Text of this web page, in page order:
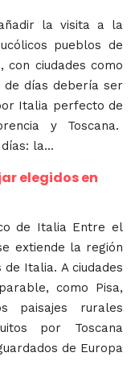
la visita a la
pueblos de
con ciudades como
de días debería ser
Italia perfecto de
y Toscana.
la...
elegidos en
de Italia Entre el
extiende la región
Italia. A ciudades
como Pisa,
paisajes rurales
por Toscana
de Europa